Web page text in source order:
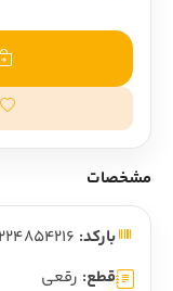
مشخصات
بارکد:
قطع: رقعی